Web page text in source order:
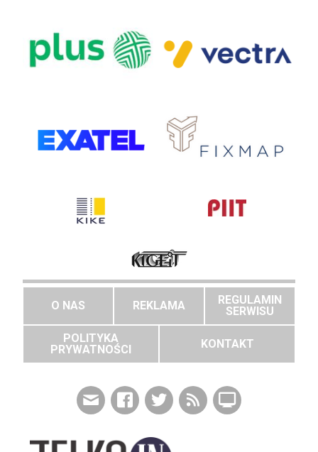
O NAS REKLAMA
REGULAMIN
SERWISU
POLITYKA
PRYWATNOŚCI
KONTAKT